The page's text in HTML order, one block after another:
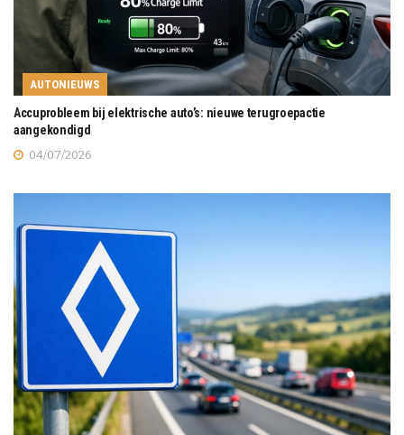
AUTONIEUWS
Accuprobleem bij elektrische auto’s: nieuwe terugroepactie
aangekondigd
04/07/2026